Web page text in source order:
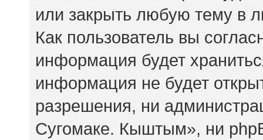
или закрыть любую тему в
Как пользователь вы
информация будет
информация не будет
разрешения, ни
Сугомаке. Кыштым», ни